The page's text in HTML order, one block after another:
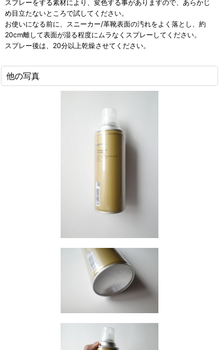
スプレーをする素材により、変色する事がありますので、あらかじ
め目立たないところで試してください。
お使いになる前に、スニーカー/革靴表面の汚れをよく落とし、約
20cm離して表面が湿る程度にムラなくスプレーしてください。
スプレー後は、20分以上乾燥させてください。
他の写真